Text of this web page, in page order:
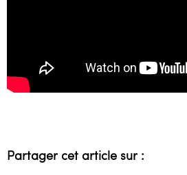
Partager cet article sur :